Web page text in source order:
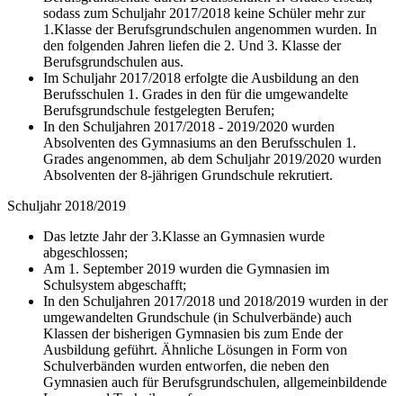
sodass zum Schuljahr 2017/2018 keine Schüler mehr zur
1.Klasse der Berufsgrundschulen angenommen wurden. In
den folgenden Jahren liefen die 2. Und 3. Klasse der
Berufsgrundschulen aus.
Im Schuljahr 2017/2018 erfolgte die Ausbildung an den
Berufsschulen 1. Grades in den für die umgewandelte
Berufsgrundschule festgelegten Berufen;
In den Schuljahren 2017/2018 - 2019/2020 wurden
Absolventen des Gymnasiums an den Berufsschulen 1.
Grades angenommen, ab dem Schuljahr 2019/2020 wurden
Absolventen der 8-jährigen Grundschule rekrutiert.
Schuljahr 2018/2019
Das letzte Jahr der 3.Klasse an Gymnasien wurde
abgeschlossen;
Am 1. September 2019 wurden die Gymnasien im
Schulsystem abgeschafft;
In den Schuljahren 2017/2018 und 2018/2019 wurden in der
umgewandelten Grundschule (in Schulverbände) auch
Klassen der bisherigen Gymnasien bis zum Ende der
Ausbildung geführt. Ähnliche Lösungen in Form von
Schulverbänden wurden entworfen, die neben den
Gymnasien auch für Berufsgrundschulen, allgemeinbildende